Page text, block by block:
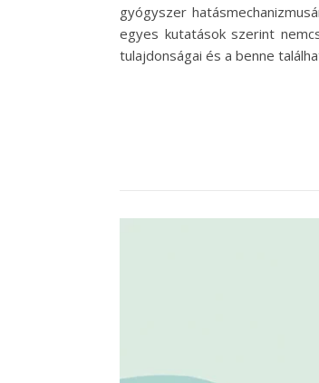
gyógyszer
egyes kutatások szerint
tulajdonságai és a benne